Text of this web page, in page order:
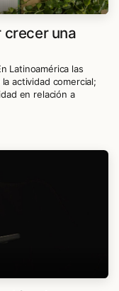
crecer una
Latinoamérica las
actividad comercial;
en relación a